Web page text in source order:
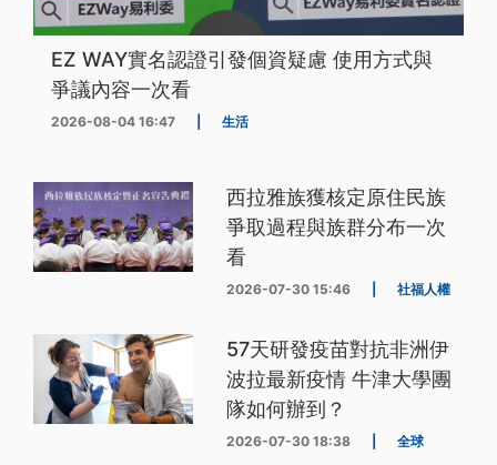
EZ WAY實名認證引發個資疑慮 使用方式與
爭議內容一次看
2026-08-04 16:47 生活
西拉雅族獲核定原住民族
爭取過程與族群分布一次
看
2026-07-30 15:46 社福人權
57天研發疫苗對抗非洲伊
波拉最新疫情 牛津大學團
隊如何辦到？
2026-07-30 18:38 全球